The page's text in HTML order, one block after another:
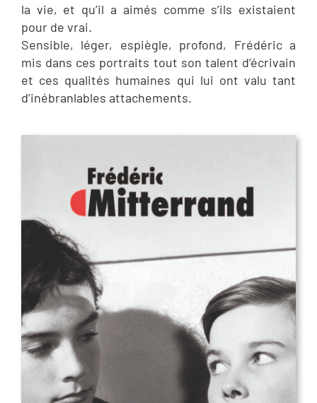
la vie, et qu’il a aimés comme s’ils existaient
pour de vrai.
Sensible, léger, espiègle, profond, Frédéric a
mis dans ces portraits tout son talent d’écrivain
et ces qualités humaines qui lui ont valu tant
d’inébranlables attachements.